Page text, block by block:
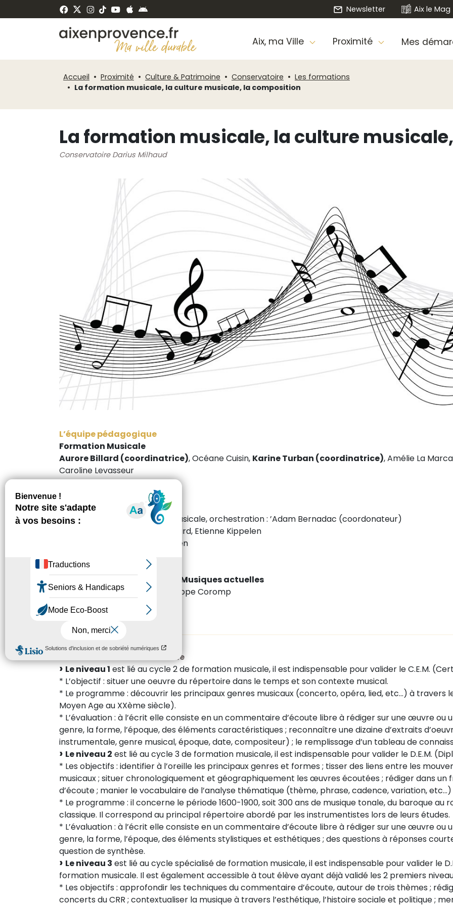
Newsletter Aix le Mag
Aix, ma Ville Proximité Mes
Accueil Proximité Culture & Patrimoine Conservatoire
Les formations
La formation musicale, la culture musicale, la composition
La formation musicale, la culture
Conservatoire Darius Milhaud
L’équipe pédagogique
Formation Musicale
Aurore Billard (coordinatrice), Océane Cuisin, Karine Turban (coordinatrice), Amélie La
Caroline Levasseur
Chorale pour la FM
Jérôme Cottenceau
Culture et création
Ecriture musicale, analyse musicale, orchestration : ’Adam Bernadac (coordonateur)
Culture musicale : Aurore Billard, Etienne Kippelen
Composition : Etienne Kippelen
Jérôme Cottenceau
Formation musicale Jazz et Musiques actuelles
Cyrille Lévy, Laurent Elbaz, Philippe Coromp
Histoire du jazz
En cours de recrutement
Les 3 U.V. de Culture Musicale
Le niveau 1 est lié au cycle 2 de formation musicale, il est indispensable pour valider le C.E.M.
* L’objectif : situer une oeuvre du répertoire dans le temps et son contexte musical.
* Le programme : découvrir les principaux genres musicaux (concerto, opéra, lied, etc...) à travers
Moyen Age au XXème siècle).
* L’évaluation : à l’écrit elle consiste en un commentaire d’écoute libre à rédiger sur une œuvre
genre, la forme, l’époque, des éléments caractéristiques ; reconnaître une dizaine d’extraits
instrumentale, genre musical, époque, date, compositeur) ; le remplissage d’un tableau de
Le niveau 2 est lié au cycle 3 de formation musicale, il est indispensable pour valider le D.E.M.
* Les objectifs : identifier à l’oreille les principaux genres et formes ; tisser des liens entre les
musicaux ; situer chronologiquement et géographiquement les œuvres écoutées ; rédiger dans
d’écoute ; manier le vocabulaire de l’analyse thématique (thème, phrase, cadence, variation, etc...)
* Le programme : il concerne le période 1600-1900, soit 300 ans de musique tonale, du baroque
classique. Il correspond au principal répertoire abordé par les instrumentistes lors de leurs études.
* L’évaluation : à l’écrit elle consiste en un commentaire d’écoute libre à rédiger sur une œuvre
genre, la forme, l’époque, des éléments stylistiques et esthétiques ; des questions à réponses
question de synthèse.
Le niveau 3 est lié au cycle spécialisé de formation musicale, il est indispensable pour valider le
formation musicale. Il est également accessible à tout élève ayant déjà validé les 2 premiers
* Les objectifs : approfondir les techniques du commentaire d’écoute, autour de trois thèmes ;
concerts du CRR ; contextualiser la musique à travers l’esthétique, l’histoire sociale et politique ;
de
Panneau de gestion des cookies